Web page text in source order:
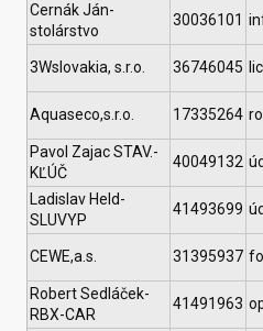
Cernák Ján-
stolárstvo
30036101
3Wslovakia, s.r.o. 36746045
Aquaseco,s.r.o. 17335264
Pavol Zajac STAV.-
KĽÚČ
40049132
Ladislav Held-
SLUVYP
41493699
CEWE,a.s. 31395937
Robert Sedláček-
RBX-CAR
41491963